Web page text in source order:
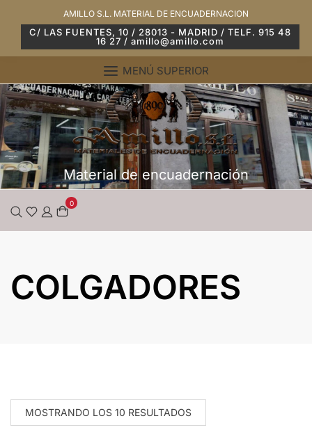
contenido
AMILLO S.L. MATERIAL DE ENCUADERNACION
C/ LAS FUENTES, 10 / 28013 - MADRID / TELF. 915 48
16 27 / amillo@amillo.com
MENÚ SUPERIOR
Material de encuadernación
0
COLGADORES
MOSTRANDO LOS 10 RESULTADOS